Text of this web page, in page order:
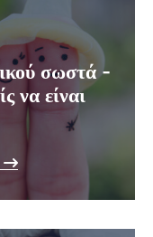
σωστά -
να είναι